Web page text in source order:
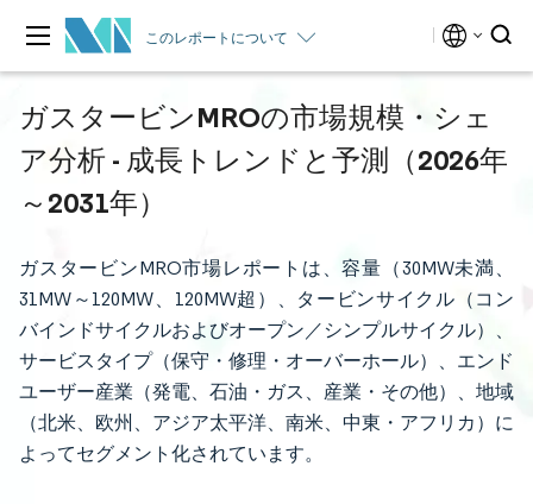
このレポートについて
ガスタービンMROの市場規模・シェ
ア分析 - 成長トレンドと予測（2026年
～2031年）
ガスタービンMRO市場レポートは、容量（30MW未満、
31MW～120MW、120MW超）、タービンサイクル（コン
バインドサイクルおよびオープン／シンプルサイクル）、
サービスタイプ（保守・修理・オーバーホール）、エンド
ユーザー産業（発電、石油・ガス、産業・その他）、地域
（北米、欧州、アジア太平洋、南米、中東・アフリカ）に
よってセグメント化されています。